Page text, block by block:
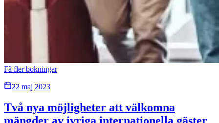
Få fler bokningar
22 maj 2023
Två nya möjligheter att välkomna
mängder av ivriga internationella gäster